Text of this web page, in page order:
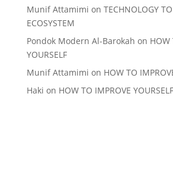
Munif Attamimi on TECHNOLOGY
ECOSYSTEM
Pondok Modern Al-Barokah on HOW
YOURSELF
Munif Attamimi on HOW TO
Haki on HOW TO IMPROVE YOURSELF